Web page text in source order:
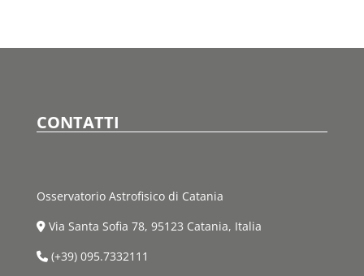
CONTATTI
Osservatorio Astrofisico di Catania
Via Santa Sofia 78, 95123 Catania, Italia
(+39) 095.7332111